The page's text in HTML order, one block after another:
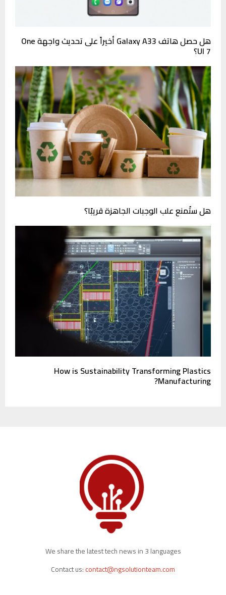
هل حصل هاتف Galaxy A33 أخيراً على تحديث واجهة One
UI 7؟
هل ستُمنع علب الوجبات الجاهزة قريبًا؟
How is Sustainability Transforming Plastics
Manufacturing?
We share the latest tech news in 3 languages
Contact us:contact@ngsolutionteam.com